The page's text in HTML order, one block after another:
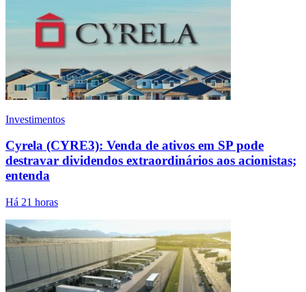
Investimentos
Cyrela (CYRE3): Venda de ativos em SP pode
destravar dividendos extraordinários aos acionistas;
entenda
Há 21 horas